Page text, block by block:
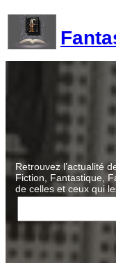
contenu
Retrouvez l’actualité
Fiction, Fantastique,
de celles et ceux qui
R
c
e